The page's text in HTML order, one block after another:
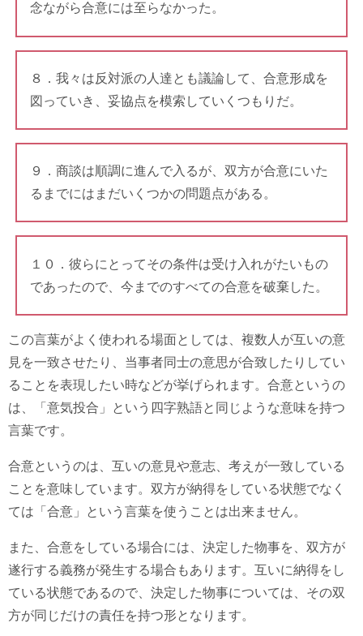
念ながら合意には至らなかった。
８．我々は反対派の人達とも議論して、合意形成を
図っていき、妥協点を模索していくつもりだ。
９．商談は順調に進んで入るが、双方が合意にいた
るまでにはまだいくつかの問題点がある。
１０．彼らにとってその条件は受け入れがたいもの
であったので、今までのすべての合意を破棄した。
この言葉がよく使われる場面としては、複数人が互いの意
見を一致させたり、当事者同士の意思が合致したりしてい
ることを表現したい時などが挙げられます。合意というの
は、「意気投合」という四字熟語と同じような意味を持つ
言葉です。
合意というのは、互いの意見や意志、考えが一致している
ことを意味しています。双方が納得をしている状態でなく
ては「合意」という言葉を使うことは出来ません。
また、合意をしている場合には、決定した物事を、双方が
遂行する義務が発生する場合もあります。互いに納得をし
ている状態であるので、決定した物事については、その双
方が同じだけの責任を持つ形となります。